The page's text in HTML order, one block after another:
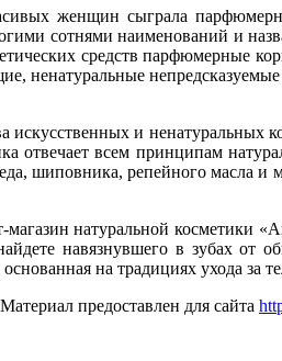
женщин сыграла
сотнями наименований и
средств парфюмерные
ненатуральные
и ненатуральных
всем принципам
шиповника, репейного масла
натуральной косметики
навязнувшего в зубах от
на традициях ухода за
предоставлен для сайта